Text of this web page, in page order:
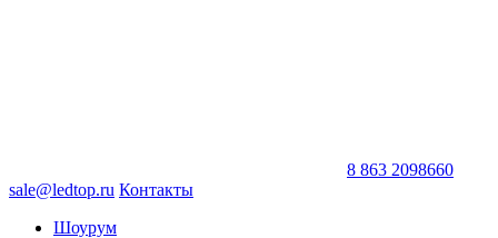
8 863 2098660
sale@ledtop.ru Контакты
Шоурум